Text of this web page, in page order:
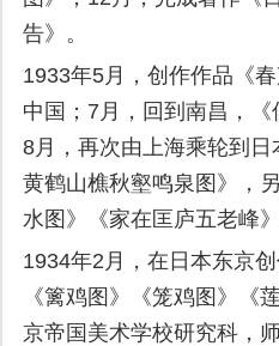
告》。
1933年5月，创作作品《
中国；7月，回到南昌，《
8月，再次由上海乘轮到
黄鹤山樵秋壑鸣泉图》，
水图》《家在匡庐五老峰》
1934年2月，在日本东京
《篱鸡图》《笼鸡图》《
京帝国美术学校研究科，